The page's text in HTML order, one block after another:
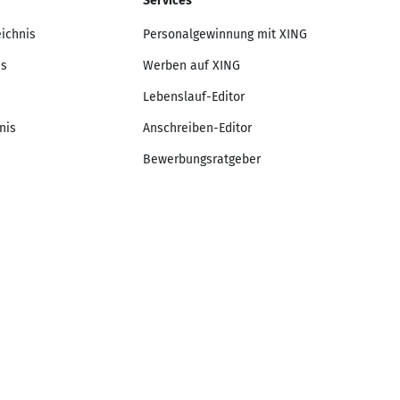
Personalgewinnung mit XING
Werben auf XING
Lebenslauf-Editor
Anschreiben-Editor
Bewerbungsratgeber